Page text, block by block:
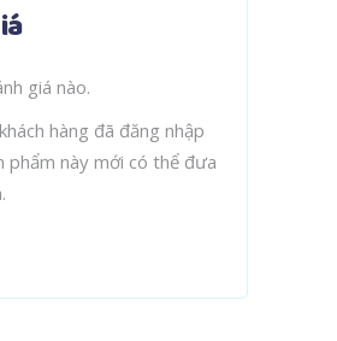
giá nào.
hàng đã đăng nhập
phẩm này mới có thể đưa